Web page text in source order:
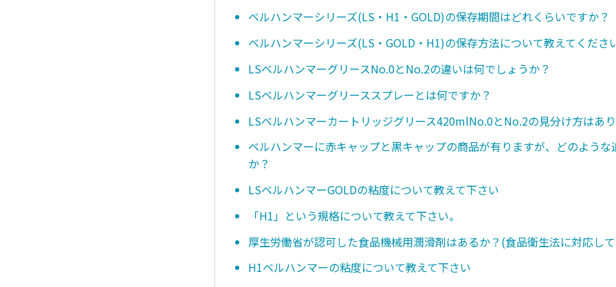
ベルハンマーシリーズ(LS・H1・GOLD)の保存期間はどれくらいですか？
ベルハンマーシリーズ(LS・GOLD・H1)の保存方法について教えてくださ
LSベルハンマーグリースNo.0とNo.2の違いは何でしょうか？
LSベルハンマーグリーススプレーとは何ですか？
LSベルハンマーカートリッジグリース420mlNo.0とNo.2の見分け方はあ
ベルハンマーに赤キャップと黒キャップの商品が有りますが、どのような
か？
LSベルハンマーGOLDの粘度について教えて下さい
「H1」という規格について教えて下さい。
厚生労働省が認可した食品機械用潤滑剤はあるか？(食品衛生法に対応し
H1ベルハンマーの粘度について教えて下さい